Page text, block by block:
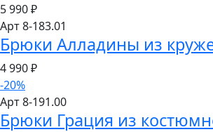
5 990₽
Арт 8-183.01
Брюки Алладины из
4 990₽
-20%
Арт 8-191.00
Брюки Грация из